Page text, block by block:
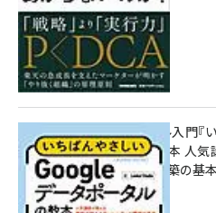
無料BIツール入門『
ポータルの教本 人気
シュボード構築の基
7月31日 10:00